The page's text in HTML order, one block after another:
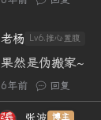
老杨 Lv6.推心置腹
果然是伪搬家~
6年前 回复
博主